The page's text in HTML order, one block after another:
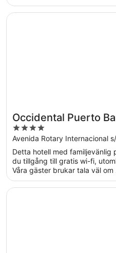
Occidental Puerto
4
out
of
5
Avenida Rotary Internacional
Detta hotell med familjevänlig
du tillgång till gratis wi-fi,
Våra gäster brukar tala väl om
Öppnas i ett nytt fönster
Occidental Puerto Banus
Öppnas i ett nytt fönster
El Fuerte Marbella